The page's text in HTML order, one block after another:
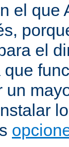
el que
el
un